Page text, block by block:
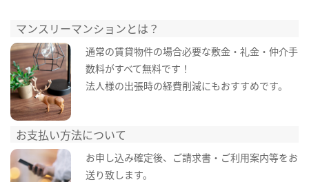
マンスリーマンションとは？
通常の賃貸物件の場合必要な敷金・礼金・仲介手
数料がすべて無料です！
法人様の出張時の経費削減にもおすすめです。
お支払い方法について
お申し込み確定後、ご請求書・ご利用案内等をお
送り致します。